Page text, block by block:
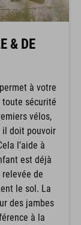
& DE
à votre
sécurité
vélos,
il doit pouvoir
l’aide à
est déjà
de
le sol. La
des jambes
à la